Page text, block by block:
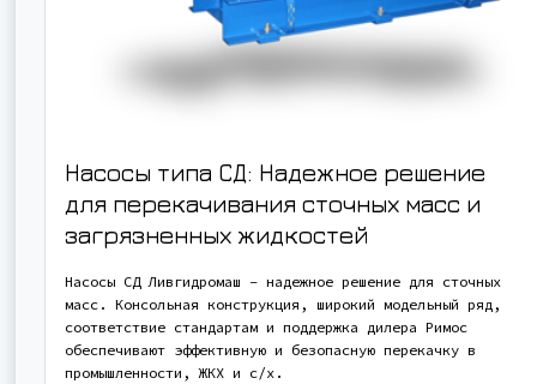
Насосы типа СД: Надежное решение
для перекачивания сточных масс и
загрязненных жидкостей
Насосы СД Ливгидромаш – надежное решение для сточных
масс. Консольная конструкция, широкий модельный ряд,
соответствие стандартам и поддержка дилера Римос
обеспечивают эффективную и безопасную перекачку в
промышленности, ЖКХ и с/х.